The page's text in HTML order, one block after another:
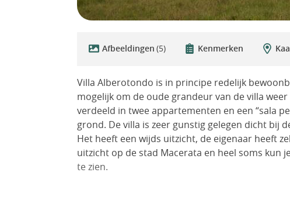
Afbeeldingen (5) Kenmerken
Villa Alberotondo is in principe redelijk
mogelijk om de oude grandeur van de villa
verdeeld in twee appartementen en een “sala
grond. De villa is zeer gunstig gelegen dicht bij
Het heeft een wijds uitzicht, de eigenaar heeft
uitzicht op de stad Macerata en heel soms kun
te zien.